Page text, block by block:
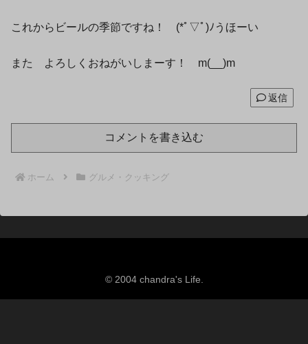
これからビールの季節ですね！ (*ﾟ▽ﾟ)ﾉうほーい
また よろしくおねがいしまーす！ m(__)m
返信
コメントを書き込む
ホーム グルメ・クッキング
© 2004 chandra's Life.